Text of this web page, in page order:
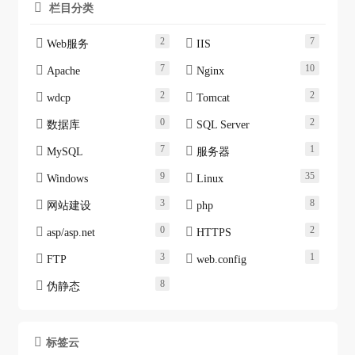
 栏目分类
 Web服务 2  IIS 7
 Apache 7  Nginx 10
 wdcp 2  Tomcat 2
 数据库 0  SQL Server 2
 MySQL 7  服务器 1
 Windows 9  Linux 35
 网站建设 3  php 8
 asp/asp.net 0  HTTPS 2
 FTP 3  web.config 1
 伪静态 8
 标签云